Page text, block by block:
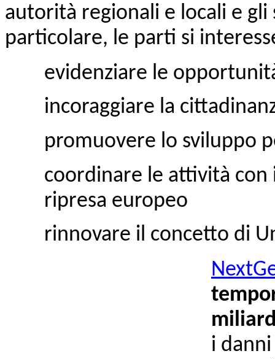
autorità regionali e locali e
particolare, le parti si
evidenziare le
incoraggiare la
promuovere lo sviluppo
coordinare le attività
ripresa europeo
rinnovare il concetto di
i